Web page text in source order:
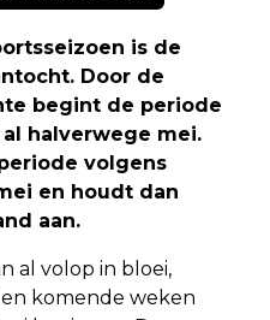
is de
Door de
begint de periode
halverwege mei.
volgens
en houdt dan
aan.
al volop in bloei,
komende weken